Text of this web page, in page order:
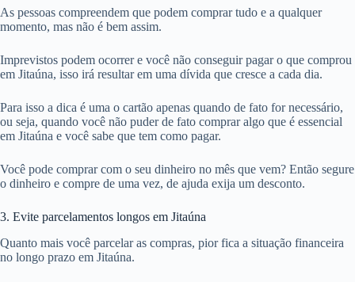
As pessoas compreendem que podem comprar tudo e a qualquer
momento, mas não é bem assim.
Imprevistos podem ocorrer e você não conseguir pagar o que comprou
em Jitaúna, isso irá resultar em uma dívida que cresce a cada dia.
Para isso a dica é uma o cartão apenas quando de fato for necessário,
ou seja, quando você não puder de fato comprar algo que é essencial
em Jitaúna e você sabe que tem como pagar.
Você pode comprar com o seu dinheiro no mês que vem? Então segure
o dinheiro e compre de uma vez, de ajuda exija um desconto.
3. Evite parcelamentos longos em Jitaúna
Quanto mais você parcelar as compras, pior fica a situação financeira
no longo prazo em Jitaúna.